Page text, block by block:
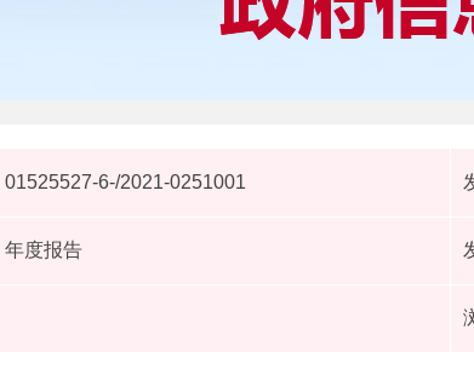
01525527-6-/2021-0251001
年度报告